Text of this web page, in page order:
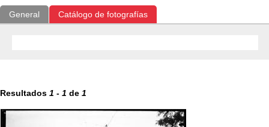
General Catálogo de fotografías
Resultados 1 - 1 de 1